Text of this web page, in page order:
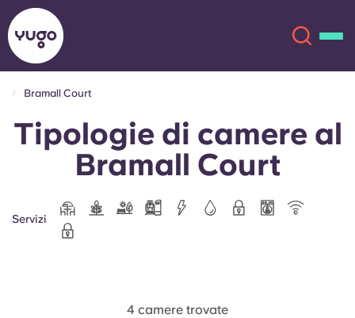
Chi siamo
Altro
English (GB)
English (US)
Chinese Español
Bramall Court
Tipologie di camere al
Bramall Court
Servizi
4 camere trovate